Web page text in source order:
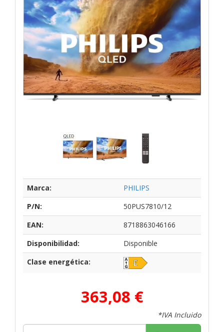
Marca:
PHILIPS
P/N:
50PUS7810/12
EAN:
8718863046166
Disponibilidad:
Disponible
Clase energética:
363,08 €
*IVA Incluido